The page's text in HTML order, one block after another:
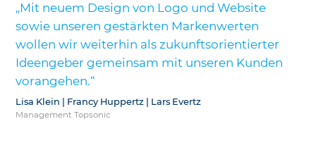
„Mit neuem Design von Logo und Website
sowie unseren gestärkten Markenwerten
wollen wir weiterhin als zukunftsorientierter
Ideengeber gemeinsam mit unseren Kunden
vorangehen.“
Lisa Klein | Francy Huppertz | Lars Evertz
Management Topsonic